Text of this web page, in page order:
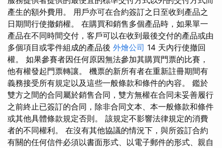
產生的額外費用。 用戶亦可在合約簽訂之日至收到產品之
日期間行使撤銷權。 在購買和銷售多個產品時，如果單一
產品在不同時間交付，客戶可以在收到最後交付的產品或由
多個項目或零件組成的產品後 外燴公司 14 天內行使撤回
權。 如果參賽者因任何原因無法參加其購買門票的比賽，
他有權發起門票轉讓。 機票的新所有者在重新註冊期間有
義務接受所有規定以及這些一般條款和條件的內容。 鑑於
雙方之間的合同屬於銷售合同，雙方無權在合同未妥善履行
之前終止已簽訂的合同，除非合同文本、本一般條款和條件
或其他具體條款規定否則。 該規定不影響法律規定的消費
者的不同權利。 在沒有其他協議的情況下，與所簽訂合約
有關的任何信件必須以書面形式、以電子郵件的形式、親自